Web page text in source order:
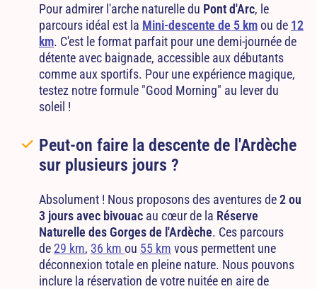
Pour admirer l'arche naturelle du Pont d'Arc, le
parcours idéal est la Mini-descente de 5 km ou de 12
km. C'est le format parfait pour une demi-journée de
détente avec baignade, accessible aux débutants
comme aux sportifs. Pour une expérience magique,
testez notre formule "Good Morning" au lever du
soleil !
Peut-on faire la descente de l'Ardèche
sur plusieurs jours ?
Absolument ! Nous proposons des aventures de 2 ou
3 jours avec bivouac au cœur de la Réserve
Naturelle des Gorges de l'Ardèche. Ces parcours
de 29 km, 36 km ou 55 km vous permettent une
déconnexion totale en pleine nature. Nous pouvons
inclure la réservation de votre nuitée en aire de